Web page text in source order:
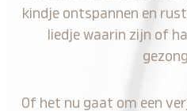
kindje ontspannen en
liedje waarin zijn of
Of het nu gaat om een